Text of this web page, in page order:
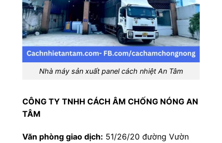
Nhà máy sản xuất panel cách nhiệt An Tâm
CÔNG TY TNHH CÁCH ÂM CHỐNG NÓNG AN
TÂM
Văn phòng giao dịch: 51/26/20 đường Vườn